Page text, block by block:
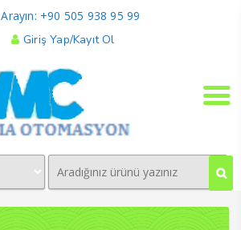
Arayın: +90 505 938 95 99
Giriş Yap/Kayıt Ol